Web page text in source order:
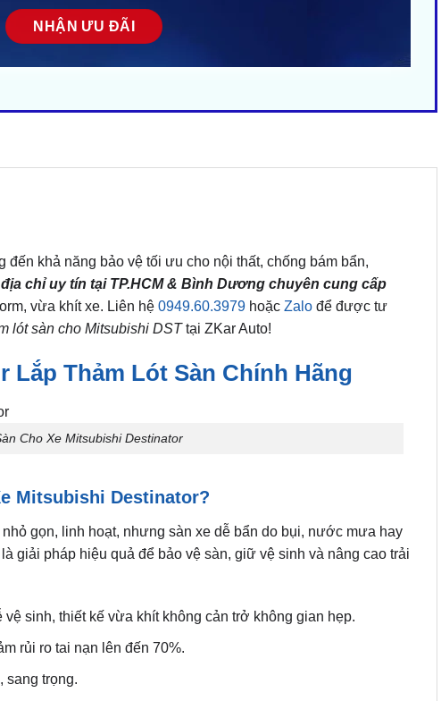
đến khả năng bảo vệ tối ưu cho nội thất, chống bám bẩn,
chỉ uy tín tại TP.HCM & Bình Dương chuyên cung cấp
vừa khít xe. Liên hệ 0949.60.3979hoặc Zalođể được tư
lót sàn cho Mitsubishi DSTtại ZKar Auto!
Lắp Thảm Lót Sàn Chính Hãng
Cho Xe Mitsubishi Destinator
Mitsubishi Destinator?
gọn, linh hoạt, nhưng sàn xe dễ bẩn do bụi, nước mưa hay
giải pháp hiệu quả để bảo vệ sàn, giữ vệ sinh và nâng cao trải
sinh, thiết kế vừa khít không cản trở không gian hẹp.
rủi ro tai nạn lên đến 70%.
sang trọng.